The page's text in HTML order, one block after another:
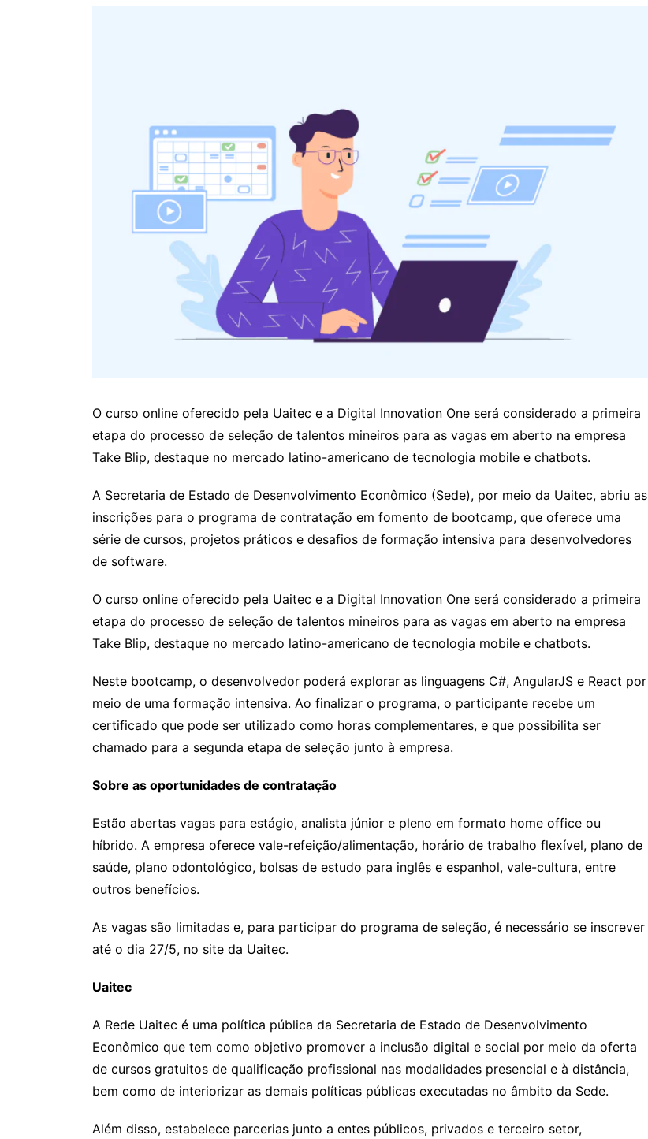
O curso online oferecido pela Uaitec e a Digital Innovation One será considerado a primeira
etapa do processo de seleção de talentos mineiros para as vagas em aberto na empresa
Take Blip, destaque no mercado latino-americano de tecnologia mobile e chatbots.
A Secretaria de Estado de Desenvolvimento Econômico (Sede), por meio da Uaitec, abriu as
inscrições para o programa de contratação em fomento de bootcamp, que oferece uma
série de cursos, projetos práticos e desafios de formação intensiva para desenvolvedores
de software.
O curso online oferecido pela Uaitec e a Digital Innovation One será considerado a primeira
etapa do processo de seleção de talentos mineiros para as vagas em aberto na empresa
Take Blip, destaque no mercado latino-americano de tecnologia mobile e chatbots.
Neste bootcamp, o desenvolvedor poderá explorar as linguagens C#, AngularJS e React por
meio de uma formação intensiva. Ao finalizar o programa, o participante recebe um
certificado que pode ser utilizado como horas complementares, e que possibilita ser
chamado para a segunda etapa de seleção junto à empresa.
Sobre as oportunidades de contratação
Estão abertas vagas para estágio, analista júnior e pleno em formato home office ou
híbrido. A empresa oferece vale-refeição/alimentação, horário de trabalho flexível, plano de
saúde, plano odontológico, bolsas de estudo para inglês e espanhol, vale-cultura, entre
outros benefícios.
As vagas são limitadas e, para participar do programa de seleção, é necessário se inscrever
até o dia 27/5, no site da Uaitec.
Uaitec
A Rede Uaitec é uma política pública da Secretaria de Estado de Desenvolvimento
Econômico que tem como objetivo promover a inclusão digital e social por meio da oferta
de cursos gratuitos de qualificação profissional nas modalidades presencial e à distância,
bem como de interiorizar as demais políticas públicas executadas no âmbito da Sede.
Além disso, estabelece parcerias junto a entes públicos, privados e terceiro setor,